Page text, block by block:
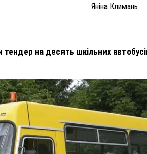
Яніна Климань
тендер на десять шкільних